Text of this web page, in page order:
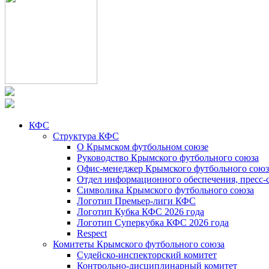
КФС
Структура КФС
О Крымском футбольном союзе
Руководство Крымского футбольного союза
Офис-менеджер Крымского футбольного
Отдел информационного обеспечения, пресс-
Символика Крымского футбольного союза
Логотип Премьер-лиги КФС
Логотип Кубка КФС 2026 года
Логотип Суперкубка КФС 2026 года
Respect
Комитеты Крымского футбольного союза
Судейско-инспекторский комитет
Контрольно-дисциплинарный комитет